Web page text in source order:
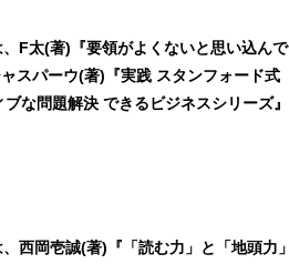
F太(著)『要領がよくないと思い込んで
スパーウ(著)『実践 スタンフォード式
な問題解決 できるビジネスシリーズ』
西岡壱誠(著)『「読む力」と「地頭力」